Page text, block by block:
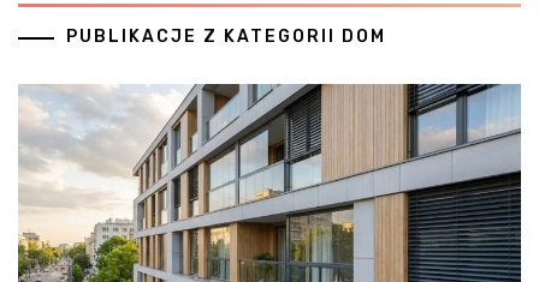
PUBLIKACJE Z KATEGORII DOM